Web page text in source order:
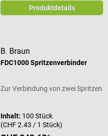
Produktdetails
B. Braun
FDC1000 Spritzenverbinder
Zur Verbindung von zwei Spritzen
Inhalt: 100 Stück
(CHF 2.43 / 1 Stück)